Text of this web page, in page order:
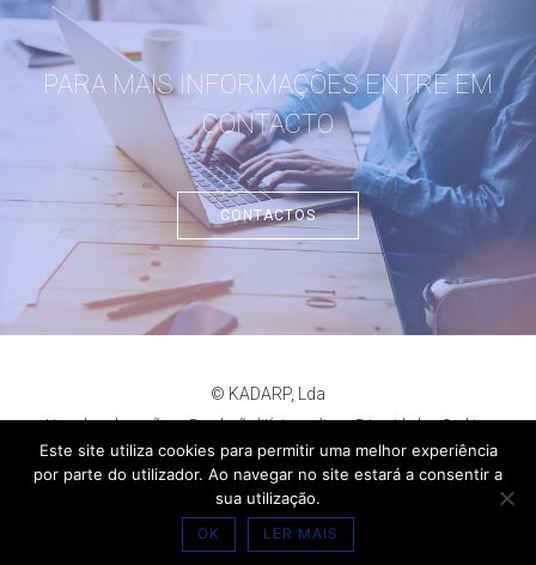
PARA MAIS INFORMAÇÕES ENTRE EM
CONTACTO
CONTACTOS
© KADARP, Lda
Livro de reclamações Resolução litígios online Privacidade
Cookies
criação de sites:criativo.net
Este site utiliza cookies para permitir uma melhor experiência
por parte do utilizador. Ao navegar no site estará a consentir a
sua utilização.
OK LER MAIS